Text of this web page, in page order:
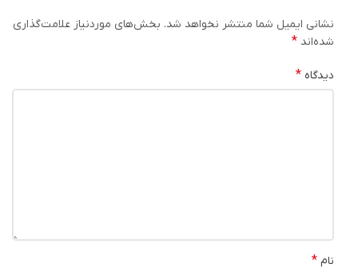
نشانی ایمیل شما منتشر نخواهد شد. بخش‌های موردنیاز علامت‌گذاری
شده‌اند *
دیدگاه *
نام *